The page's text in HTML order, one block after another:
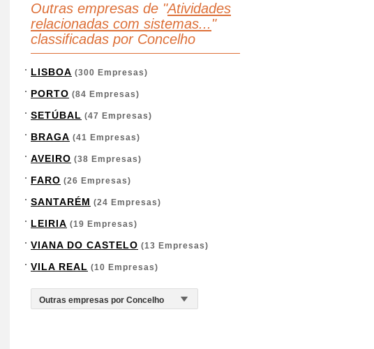
Outras empresas de "Atividades
relacionadas com sistemas... "
classificadas por Concelho
LISBOA (300 Empresas)
PORTO (84 Empresas)
SETÚBAL (47 Empresas)
BRAGA (41 Empresas)
AVEIRO (38 Empresas)
FARO (26 Empresas)
SANTARÉM (24 Empresas)
LEIRIA (19 Empresas)
VIANA DO CASTELO (13 Empresas)
VILA REAL (10 Empresas)